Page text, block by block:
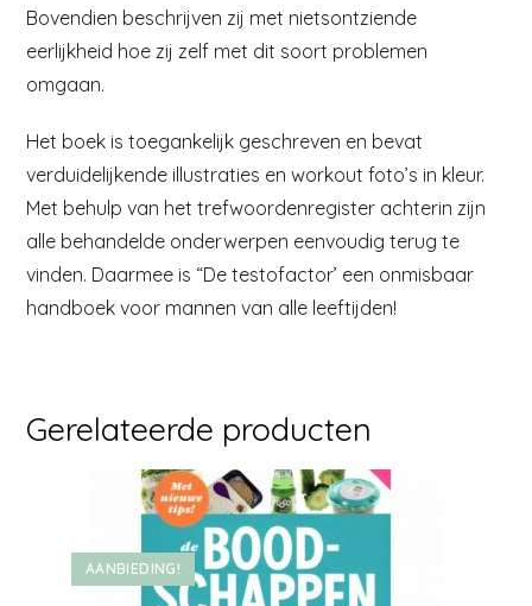
Bovendien beschrijven zij met nietsontziende
eerlijkheid hoe zij zelf met dit soort problemen
omgaan.
Het boek is toegankelijk geschreven en bevat
verduidelijkende illustraties en workout foto’s in kleur.
Met behulp van het trefwoordenregister achterin zijn
alle behandelde onderwerpen eenvoudig terug te
vinden. Daarmee is “De testofactor’ een onmisbaar
handboek voor mannen van alle leeftijden!
Gerelateerde producten
AANBIEDING!